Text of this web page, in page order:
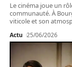
Le cinéma joue un
communauté. À
viticole et son
Actu 25/06/2026